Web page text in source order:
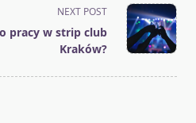
NEXT POST
pracy w strip club
Kraków?